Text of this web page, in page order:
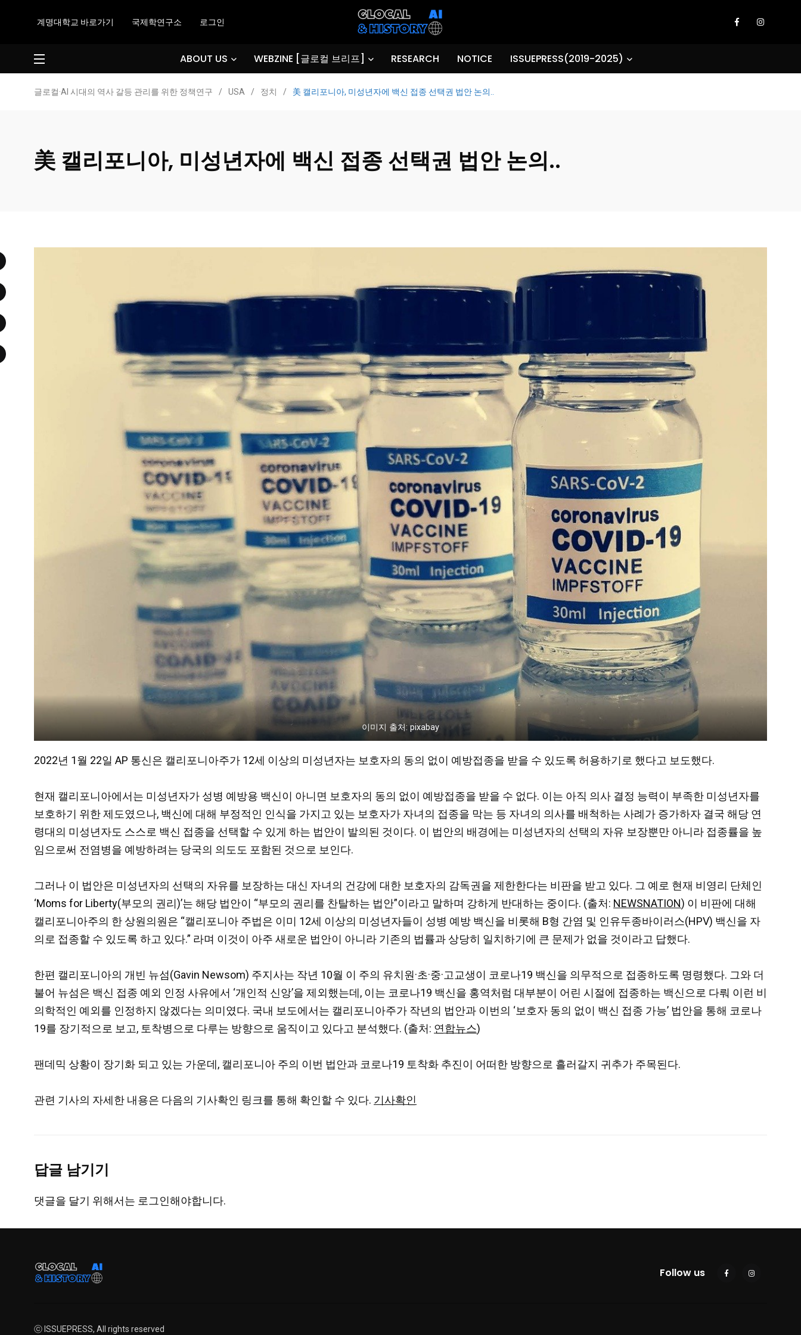
계명대학교 바로가기 국제학연구소 로그인
ABOUT US WEBZINE [글로컬 브리프] RESEARCH NOTICE ISSUEPRESS(2019-2025)
글로컬·AI 시대의 역사 갈등 관리를 위한 정책연구 / USA / 정치 / 美 캘리포니아, 미성년자에 백신 접종 선택권 법안 논의..
美 캘리포니아, 미성년자에 백신 접종 선택권 법안 논의..
이미지 출처: pixabay
2022년 1월 22일 AP 통신은 캘리포니아주가 12세 이상의 미성년자는 보호자의 동의 없이 예방접종을 받을 수 있도록 허용하기로 했다고 보도했다.
현재 캘리포니아에서는 미성년자가 성병 예방용 백신이 아니면 보호자의 동의 없이 예방접종을 받을 수 없다. 이는 아직 의사 결정 능력이 부족한 미성년자를
보호하기 위한 제도였으나, 백신에 대해 부정적인 인식을 가지고 있는 보호자가 자녀의 접종을 막는 등 자녀의 의사를 배척하는 사례가 증가하자 결국 해당 연
령대의 미성년자도 스스로 백신 접종을 선택할 수 있게 하는 법안이 발의된 것이다. 이 법안의 배경에는 미성년자의 선택의 자유 보장뿐만 아니라 접종률을 높
임으로써 전염병을 예방하려는 당국의 의도도 포함된 것으로 보인다.
그러나 이 법안은 미성년자의 선택의 자유를 보장하는 대신 자녀의 건강에 대한 보호자의 감독권을 제한한다는 비판을 받고 있다. 그 예로 현재 비영리 단체인
‘Moms for Liberty(부모의 권리)’는 해당 법안이 “부모의 권리를 찬탈하는 법안”이라고 말하며 강하게 반대하는 중이다. (출처: NEWSNATION) 이 비판에 대해
캘리포니아주의 한 상원의원은 “캘리포니아 주법은 이미 12세 이상의 미성년자들이 성병 예방 백신을 비롯해 B형 간염 및 인유두종바이러스(HPV) 백신을 자
의로 접종할 수 있도록 하고 있다.” 라며 이것이 아주 새로운 법안이 아니라 기존의 법률과 상당히 일치하기에 큰 문제가 없을 것이라고 답했다.
한편 캘리포니아의 개빈 뉴섬(Gavin Newsom) 주지사는 작년 10월 이 주의 유치원·초·중·고교생이 코로나19 백신을 의무적으로 접종하도록 명령했다. 그와 더
불어 뉴섬은 백신 접종 예외 인정 사유에서 ‘개인적 신앙’을 제외했는데, 이는 코로나19 백신을 홍역처럼 대부분이 어린 시절에 접종하는 백신으로 다뤄 이런 비
의학적인 예외를 인정하지 않겠다는 의미였다. 국내 보도에서는 캘리포니아주가 작년의 법안과 이번의 ‘보호자 동의 없이 백신 접종 가능’ 법안을 통해 코로나
19를 장기적으로 보고, 토착병으로 다루는 방향으로 움직이고 있다고 분석했다. (출처: 연합뉴스)
팬데믹 상황이 장기화 되고 있는 가운데, 캘리포니아 주의 이번 법안과 코로나19 토착화 추진이 어떠한 방향으로 흘러갈지 귀추가 주목된다.
관련 기사의 자세한 내용은 다음의 기사확인 링크를 통해 확인할 수 있다. 기사확인
답글 남기기
댓글을 달기 위해서는 로그인해야합니다.
Follow us
ⓒ ISSUEPRESS, All rights reserved